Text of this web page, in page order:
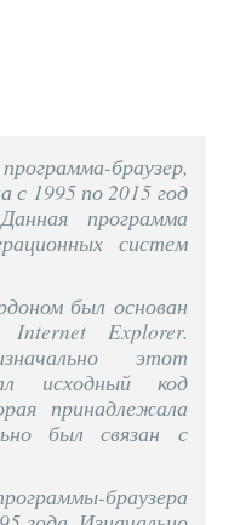
браузер,
с 1995 по 2015 год
программа
систем
был основан
Explorer.
этот
исходный код
принадлежала
был связан с
браузера